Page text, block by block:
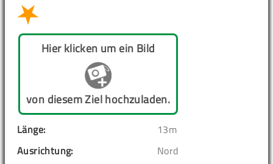
Hier klicken um ein Bild
von diesem Ziel hochzuladen.
Länge:
13m
Ausrichtung:
Nord